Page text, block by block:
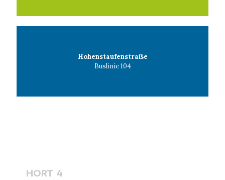
Hohenstaufenstraße
Buslinie 104
HORT 4